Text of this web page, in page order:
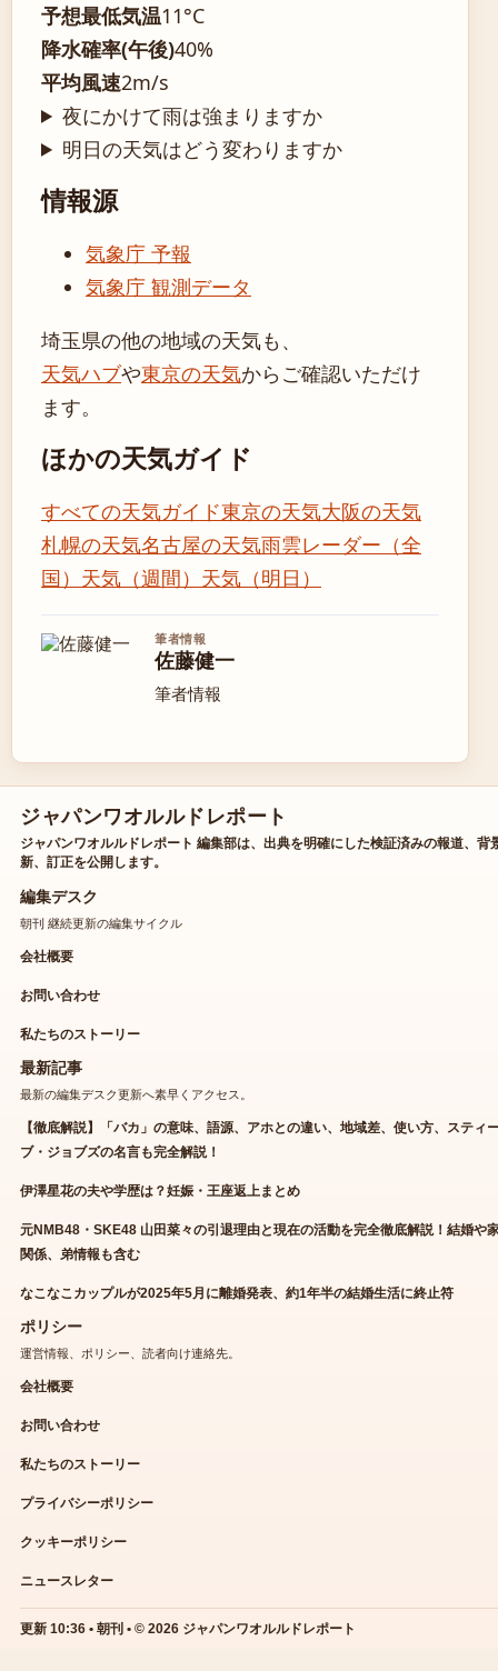
予想最低気温11°C
降水確率(午後)40%
平均風速2m/s
夜にかけて雨は強まりますか
明日の天気はどう変わりますか
情報源
気象庁 予報
気象庁 観測データ
埼玉県の他の地域の天気も、
天気ハブや東京の天気からご確認いただけ
ます。
ほかの天気ガイド
すべての天気ガイド東京の天気大阪の天気
札幌の天気名古屋の天気雨雲レーダー（全
国） 天気（週間） 天気（明日）
筆者情報
佐藤健一
筆者情報
ジャパンワオルルドレポート
ジャパンワオルルドレポート 編集部は、出典を明確にした検証済みの報道、背
新、訂正を公開します。
編集デスク
朝刊 継続更新の編集サイクル
会社概要
お問い合わせ
私たちのストーリー
最新記事
最新の編集デスク更新へ素早くアクセス。
【徹底解説】「バカ」の意味、語源、アホとの違い、地域差、使い方、スティ
ブ・ジョブズの名言も完全解説！
伊澤星花の夫や学歴は？妊娠・王座返上まとめ
元NMB48・SKE48 山田菜々の引退理由と現在の活動を完全徹底解説！結婚や
関係、弟情報も含む
なこなこカップルが2025年5月に離婚発表、約1年半の結婚生活に終止符
ポリシー
運営情報、ポリシー、読者向け連絡先。
会社概要
お問い合わせ
私たちのストーリー
プライバシーポリシー
クッキーポリシー
ニュースレター
更新 10:36 • 朝刊 • © 2026 ジャパンワオルルドレポート